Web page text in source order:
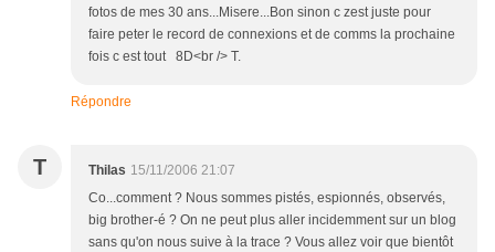
fotos de mes 30 ans...Misere...Bon sinon c zest juste pour
faire peter le record de connexions et de comms la prochaine
fois c est tout 8D<br /> T.
Répondre
T Thilas 15/11/2006 21:07
Co...comment ? Nous sommes pistés, espionnés, observés,
big brother-é ? On ne peut plus aller incidemment sur un blog
sans qu'on nous suive à la trace ? Vous allez voir que bientôt